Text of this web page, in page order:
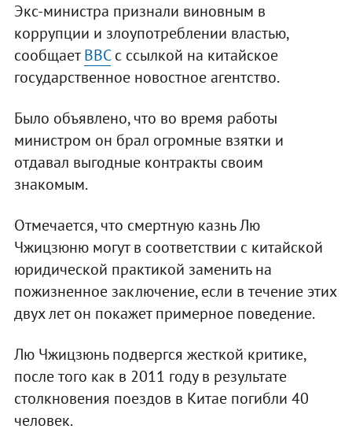
Экс-министра признали виновным в
коррупции и злоупотреблении властью,
сообщаетВВСс ссылкой на китайское
государственное новостное агентство.
Было объявлено, что во время работы
министром он брал огромные взятки и
отдавал выгодные контракты своим
знакомым.
Отмечается, что смертную казнь Лю
Чжицзюню могут в соответствии с китайской
юридической практикой заменить на
пожизненное заключение, если в течение этих
двух лет он покажет примерное поведение.
Лю Чжицзюнь подвергся жесткой критике,
после того как в 2011 году в результате
столкновения поездов в Китае погибли 40
человек.